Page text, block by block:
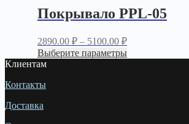
Покрывало PPL-05
2890.00 ₽– 5100.00 ₽
Выберите параметры
Клиентам
Контакты
Доставка